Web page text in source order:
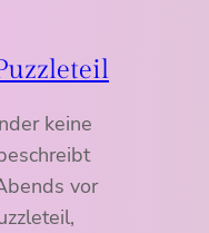
keine
vor